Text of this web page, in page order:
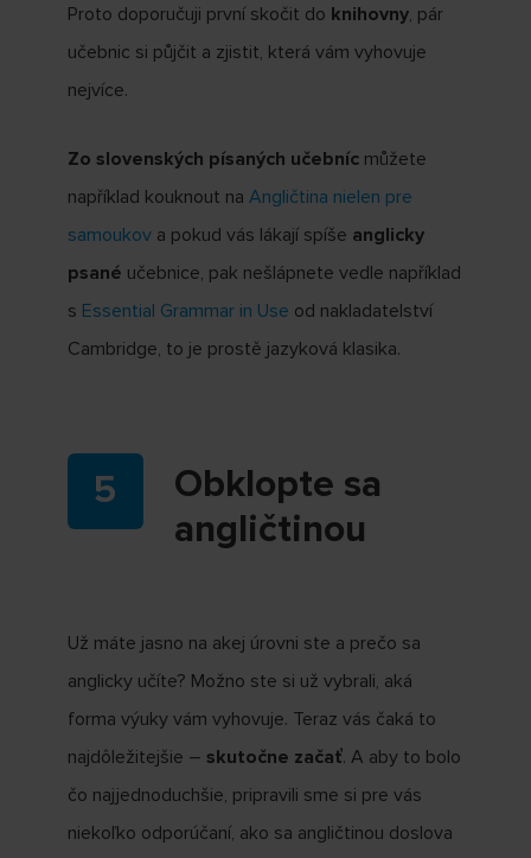
Proto doporučuji první skočit do knihovny, pár
učebnic si půjčit a zjistit, která vám vyhovuje
nejvíce.
Zo slovenských písaných učebnícmůžete
například kouknout na Angličtina nielen pre
samoukova pokud vás lákají spíše anglicky
psané učebnice, pak nešlápnete vedle například
s Essential Grammar in Use od nakladatelství
Cambridge, to je prostě jazyková klasika.
Obklopte sa
angličtinou
Už máte jasno na akej úrovni ste a prečo sa
anglicky učíte? Možno ste si už vybrali, aká
forma výuky vám vyhovuje. Teraz vás čaká to
najdôležitejšie – skutočne začať. A aby to bolo
čo najjednoduchšie, pripravili sme si pre vás
niekoľko odporúčaní, ako sa angličtinou doslova